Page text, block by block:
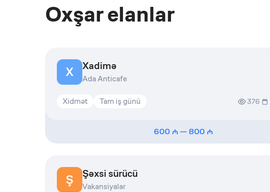
Oxşar elanlar
X Xadimə
Ada Anticafe
Xidmət Tam iş günü 376
600 — 800
Ş Şəxsi sürücü
Vakansiyalar